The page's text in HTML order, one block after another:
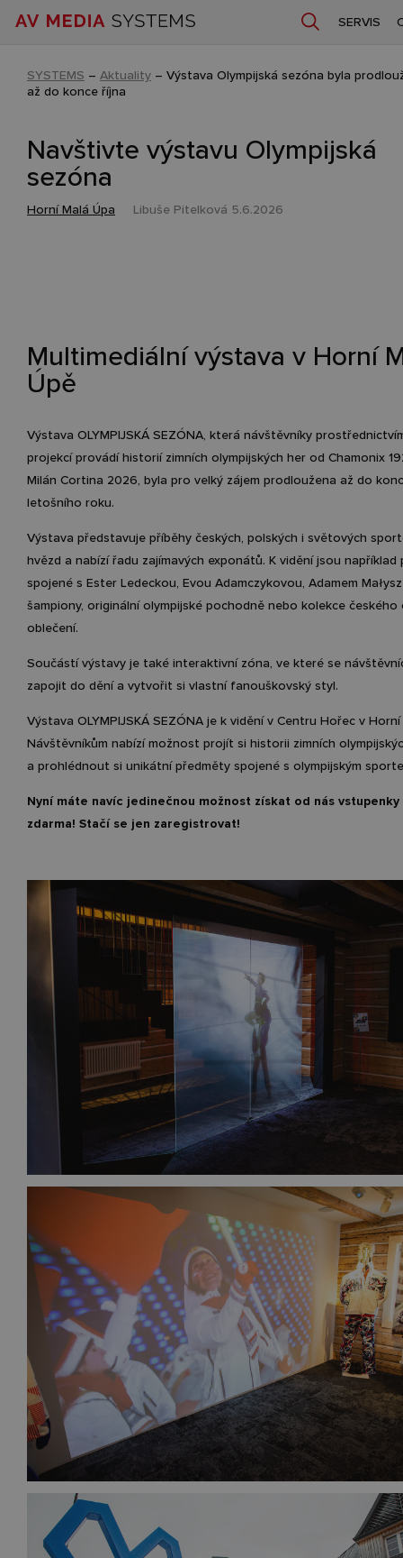
SERVIS
SYSTEMS – Aktuality – Výstava Olympijská sezóna byla
až do konce října
Navštivte výstavu Olympijská
sezóna
Horní Malá Úpa Libuše Pitelková 5.6.2026
Multimediální výstava v Horní
Úpě
Výstava OLYMPIJSKÁ SEZÓNA, která návštěvníky
projekcí provádí historií zimních olympijských her od Chamonix
Milán Cortina 2026, byla pro velký zájem prodloužena až do
letošního roku.
Výstava představuje příběhy českých, polských i světových
hvězd a nabízí řadu zajímavých exponátů. K vidění jsou například
spojené s Ester Ledeckou, Evou Adamczykovou, Adamem
šampiony, originální olympijské pochodně nebo kolekce českého
oblečení.
Součástí výstavy je také interaktivní zóna, ve které se
zapojit do dění a vytvořit si vlastní fanouškovský styl.
Výstava OLYMPIJSKÁ SEZÓNA je k vidění v Centru Hořec v
Návštěvníkům nabízí možnost projít si historii zimních
a prohlédnout si unikátní předměty spojené s olympijským
Nyní máte navíc jedinečnou možnost získat od nás vstupenky
zdarma! Stačí se jen zaregistrovat!